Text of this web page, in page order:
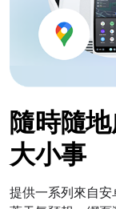
隨時隨
大小事
提供一系列來自